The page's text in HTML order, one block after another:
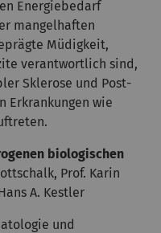
Energiebedarf
mangelhaften
Müdigkeit,
verantwortlich sind,
Sklerose und Post-
Erkrankungen wie
biologischen
Prof. Karin
A. Kestler
und